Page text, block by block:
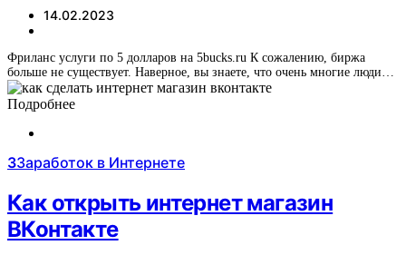
14.02.2023
Фриланс услуги по 5 долларов на 5bucks.ru К сожалению, биржа
больше не существует. Наверное, вы знаете, что очень многие люди…
Подробнее
ЗЗаработок в Интернете
Как открыть интернет магазин
ВКонтакте